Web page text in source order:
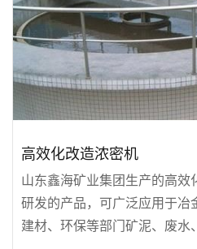
高效化改造浓密机
山东鑫海矿业集团生产的高
研发的产品，可广泛应用于冶
建材、环保等部门矿泥、废水